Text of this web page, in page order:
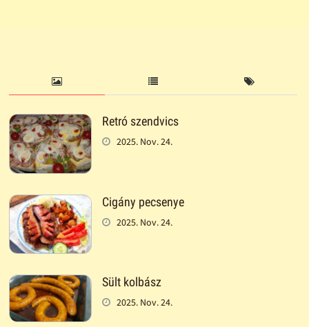
Retró szendvics
2025. Nov. 24.
Cigány pecsenye
2025. Nov. 24.
Sült kolbász
2025. Nov. 24.